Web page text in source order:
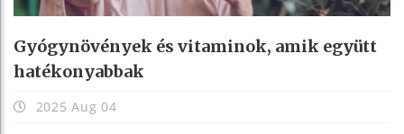
Gyógynövények és vitaminok, amik együtt
hatékonyabbak
2025 Aug 04